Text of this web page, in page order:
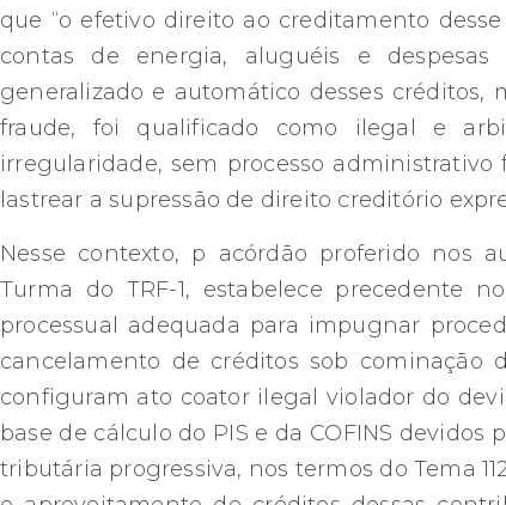
que “o efetivo direito ao creditamento
contas de energia, aluguéis e
generalizado e automático desses créditos,
fraude, foi qualificado como ilegal e
irregularidade, sem processo
lastrear a supressão de direito creditório
Nesse contexto, p acórdão proferido nos
Turma do TRF-1, estabelece precedente
processual adequada para impugnar
cancelamento de créditos sob cominação
configuram ato coator ilegal violador do
base de cálculo do PIS e da COFINS
tributária progressiva, nos termos do Tema